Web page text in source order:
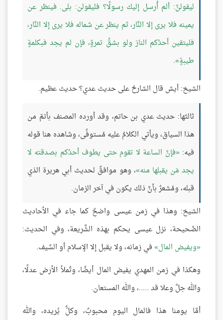
ليقولنَّ: ألم أُرسل إليك رسولًا؟ فليقولن: بلى. فينظر عن
يمينه فلا يرى إلا النَّار، ثم ينظر عن شماله فلا يرى إلا النَّار،
فليتقين أحدُكم النارَ ولو بشقِّ تمرةٍ، فإن لم يجد فبكلمةٍ
طيبةٍ .
الشيخ: أيش قال الشارحُ على حديث عدي؟ حديث عظيم.
ثالثها: حديث عدي بن حاتم، وقد أورده المصنف بأتمّ من
هذا السياق، ويأتي الكلامُ عليه مُستوفًى، وشاهده هنا قوله
فيه: فإنَّ الساعة لا تقوم حتى يطوف أحدُكم بصدقته لا
يجد مَن يقبلها منه ، وهو موافقٌ لحديث أبي هريرة الذي
قبله، ومُشعرٌ بأنَّ ذلك يكون في آخر الزمان.
الشيخ: وهذا في زمن عيسى واضحٌ كما جاء في الأحاديث
الصَّحيحة، نزل عيسى يحكم بهذه الشَّريعة، وفي الحديث:
ويفيض المال في زمانه، ولا يقبل إلا الإسلام أو السَّيف.
وهكذا في زمن المهدي يفيض المال أيضًا، وتُملأ الأرض عدلًا،
والله جلَّ وعلا قد .....، والله المستعان.
أمَّا يومنا هذا فالمال اليوم محبوبٌ، وكلٌّ يُريده، والله